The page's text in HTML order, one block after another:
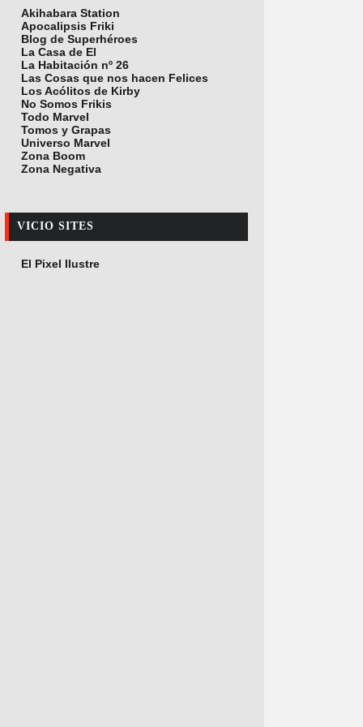
Akihabara Station
Apocalipsis Friki
Blog de Superhéroes
La Casa de El
La Habitación nº 26
Las Cosas que nos hacen Felices
Los Acólitos de Kirby
No Somos Frikis
Todo Marvel
Tomos y Grapas
Universo Marvel
Zona Boom
Zona Negativa
VICIO SITES
El Pixel Ilustre